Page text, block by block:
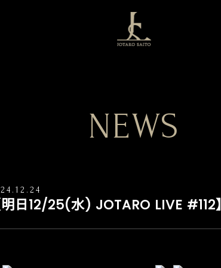
NEWS
日12/25(水) JOTARO LIVE #112】